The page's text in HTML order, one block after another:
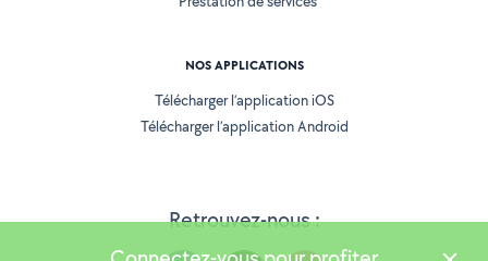
Retrouvez-nous :
NOS APPLICATIONS
Télécharger l’application iOS
Télécharger l’application Android